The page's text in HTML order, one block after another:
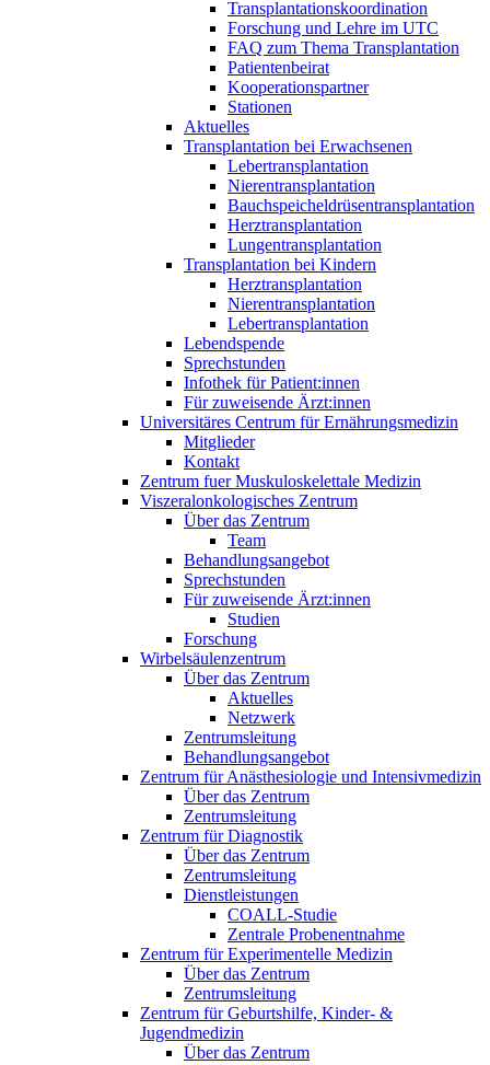
Transplantationskoordination
Forschung und Lehre im UTC
FAQ zum Thema Transplantation
Patientenbeirat
Kooperationspartner
Stationen
Aktuelles
Transplantation bei Erwachsenen
Lebertransplantation
Nierentransplantation
Bauchspeicheldrüsentransplantation
Herztransplantation
Lungentransplantation
Transplantation bei Kindern
Herztransplantation
Nierentransplantation
Lebertransplantation
Lebendspende
Sprechstunden
Infothek für Patient:innen
Für zuweisende Ärzt:innen
Universitäres Centrum für Ernährungsmedizin
Mitglieder
Kontakt
Zentrum fuer Muskuloskelettale Medizin
Viszeral­onkologisches Zentrum
Über das Zentrum
Team
Behandlungsangebot
Sprechstunden
Für zuweisende Ärzt:innen
Studien
Forschung
Wirbelsäulenzentrum
Über das Zentrum
Aktuelles
Netzwerk
Zentrumsleitung
Behandlungsangebot
Zentrum für Anästhesiologie und Intensivmedizin
Über das Zentrum
Zentrumsleitung
Zentrum für Diagnostik
Über das Zentrum
Zentrumsleitung
Dienstleistungen
COALL-Studie
Zentrale Probenentnahme
Zentrum für Experimentelle Medizin
Über das Zentrum
Zentrumsleitung
Zentrum für Geburtshilfe, Kinder- &
Jugendmedizin
Über das Zentrum